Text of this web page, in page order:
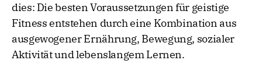
dies: Die besten Voraussetzungen für geistige
Fitness entstehen durch eine Kombination aus
ausgewogener Ernährung, Bewegung, sozialer
Aktivität und lebenslangem Lernen.